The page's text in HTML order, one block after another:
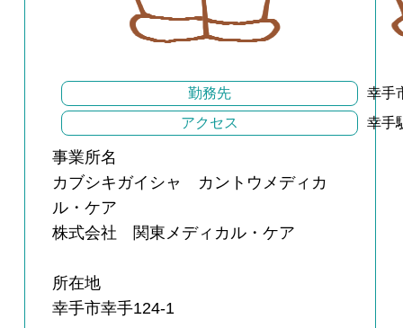
勤務先
幸手
アクセス
幸手
事業所名
カブシキガイシャ カントウメディカ
ル・ケア
株式会社 関東メディカル・ケア
所在地
幸手市幸手124-1